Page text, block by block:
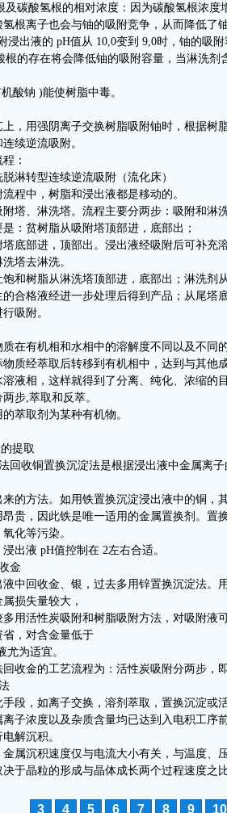
及碳酸氢根的相对浓度：因为碳酸氢根浓度
根离子也会与铀的吸附竞争，从而降低了铀
浸出液的 pH值从 10,0变到 9,0时，铀的吸附
根的存在将会降低铀的吸附容量，当淋洗剂
酸钠 )能使树脂中毒。
，用强阴离子交换树脂吸附铀时，根据树
续逆流吸附。
：
淋转型连续逆流吸附（流化床）
程中，树脂和浸出液都是移动的。
塔、淋洗塔。流程主要分两步：吸附和淋洗
：贫树脂从吸附塔顶部进，底部出；
底部进，顶部出。浸出液经吸附后可补充
塔去淋洗。
和树脂从淋洗塔顶部进，底部出；淋洗剂
合格液经进一步处理后得到产品；从尾塔
吸附。
在有机相和水相中的溶解度不同以及不同
质经萃取后转移到有机相中，达到与其他
液相，这样就得到了分离、纯化、浓缩的目
步,萃取和反萃。
萃取剂为某种有机物。
提取
回收铜置换沉淀法是根据浸出液中金属离
的方法。如用铁置换沉淀浸出液中的铜，
贵，因此铁是唯一适用的金属置换剂。置
化等污染。
出液 pH值控制在 2左右合适。
金
液中回收金、银，过去多用锌置换沉淀法。
损失量较大，
用活性炭吸附和树脂吸附方法，对吸附液
省，对含金量低于
尤为适宜。
收金的工艺流程为：活性炭吸附分两步，
段，如离子交换，溶剂萃取，置换沉淀或
离子浓度以及杂质含量均已达到入电积工序
解沉积。
金属沉积速度仅与电流大小有关，与温度、
于晶粒的形成与晶体成长两个过程速度之比
3 4 5 6 7 8 9 10